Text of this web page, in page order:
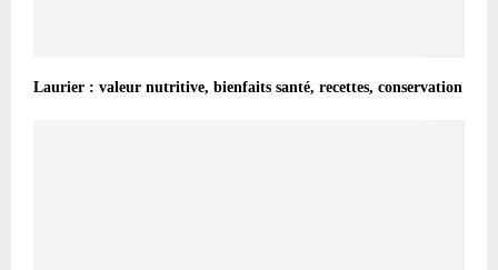
Laurier : valeur nutritive, bienfaits santé, recettes, conservation